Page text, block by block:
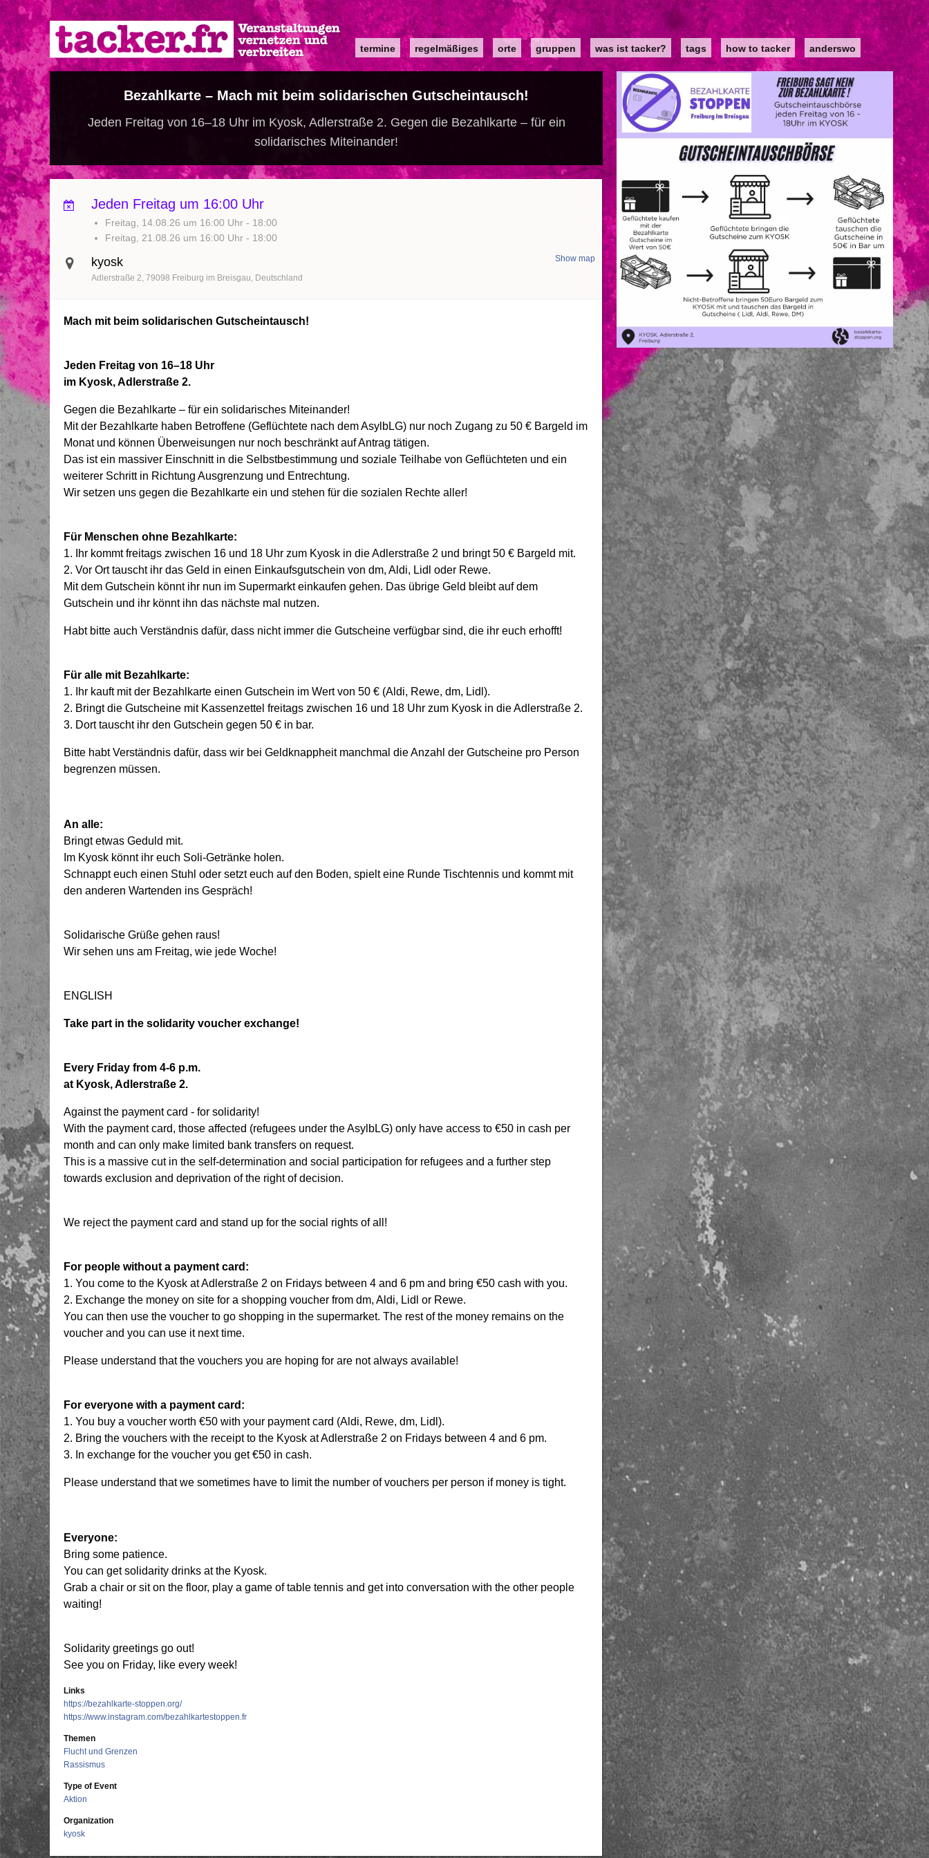
Direkt
zum
Inhalt
Main
navigation
termine regelmäßiges orte gruppen was ist tacker? tags how to tacker anderswo
Bezahlkarte – Mach mit beim solidarischen Gutscheintausch!
Jeden Freitag von 16–18 Uhr im Kyosk, Adlerstraße 2. Gegen die Bezahlkarte – für ein
solidarisches Miteinander!
Jeden Freitag um 16:00 Uhr
Freitag, 14.08.26 um 16:00 Uhr - 18:00
Freitag, 21.08.26 um 16:00 Uhr - 18:00
kyosk
Adlerstraße 2 79098 Freiburg im Breisgau Deutschland
Show map
Mach mit beim solidarischen Gutscheintausch!
Jeden Freitag von 16–18 Uhr
im Kyosk, Adlerstraße 2.
Gegen die Bezahlkarte – für ein solidarisches Miteinander!
Mit der Bezahlkarte haben Betroffene (Geflüchtete nach dem AsylbLG) nur noch Zugang zu 50 € Bargeld im
Monat und können Überweisungen nur noch beschränkt auf Antrag tätigen.
Das ist ein massiver Einschnitt in die Selbstbestimmung und soziale Teilhabe von Geflüchteten und ein
weiterer Schritt in Richtung Ausgrenzung und Entrechtung.
Wir setzen uns gegen die Bezahlkarte ein und stehen für die sozialen Rechte aller!
Für Menschen ohne Bezahlkarte:
1. Ihr kommt freitags zwischen 16 und 18 Uhr zum Kyosk in die Adlerstraße 2 und bringt 50 € Bargeld mit.
2. Vor Ort tauscht ihr das Geld in einen Einkaufsgutschein von dm, Aldi, Lidl oder Rewe.
Mit dem Gutschein könnt ihr nun im Supermarkt einkaufen gehen. Das übrige Geld bleibt auf dem
Gutschein und ihr könnt ihn das nächste mal nutzen.
Habt bitte auch Verständnis dafür, dass nicht immer die Gutscheine verfügbar sind, die ihr euch erhofft!
Für alle mit Bezahlkarte:
1. Ihr kauft mit der Bezahlkarte einen Gutschein im Wert von 50 € (Aldi, Rewe, dm, Lidl).
2. Bringt die Gutscheine mit Kassenzettel freitags zwischen 16 und 18 Uhr zum Kyosk in die Adlerstraße 2.
3. Dort tauscht ihr den Gutschein gegen 50 € in bar.
Bitte habt Verständnis dafür, dass wir bei Geldknappheit manchmal die Anzahl der Gutscheine pro Person
begrenzen müssen.
An alle:
Bringt etwas Geduld mit.
Im Kyosk könnt ihr euch Soli-Getränke holen.
Schnappt euch einen Stuhl oder setzt euch auf den Boden, spielt eine Runde Tischtennis und kommt mit
den anderen Wartenden ins Gespräch!
Solidarische Grüße gehen raus!
Wir sehen uns am Freitag, wie jede Woche!
ENGLISH
Take part in the solidarity voucher exchange!
Every Friday from 4-6 p.m.
at Kyosk, Adlerstraße 2.
Against the payment card - for solidarity!
With the payment card, those affected (refugees under the AsylbLG) only have access to €50 in cash per
month and can only make limited bank transfers on request.
This is a massive cut in the self-determination and social participation for refugees and a further step
towards exclusion and deprivation of the right of decision.
We reject the payment card and stand up for the social rights of all!
For people without a payment card:
1. You come to the Kyosk at Adlerstraße 2 on Fridays between 4 and 6 pm and bring €50 cash with you.
2. Exchange the money on site for a shopping voucher from dm, Aldi, Lidl or Rewe.
You can then use the voucher to go shopping in the supermarket. The rest of the money remains on the
voucher and you can use it next time.
Please understand that the vouchers you are hoping for are not always available!
For everyone with a payment card:
1. You buy a voucher worth €50 with your payment card (Aldi, Rewe, dm, Lidl).
2. Bring the vouchers with the receipt to the Kyosk at Adlerstraße 2 on Fridays between 4 and 6 pm.
3. In exchange for the voucher you get €50 in cash.
Please understand that we sometimes have to limit the number of vouchers per person if money is tight.
Everyone:
Bring some patience.
You can get solidarity drinks at the Kyosk.
Grab a chair or sit on the floor, play a game of table tennis and get into conversation with the other people
waiting!
Solidarity greetings go out!
See you on Friday, like every week!
Links
https://bezahlkarte-stoppen.org/
https://www.instagram.com/bezahlkartestoppen.fr
Themen
Flucht und Grenzen
Rassismus
Type of Event
Aktion
Organization
kyosk